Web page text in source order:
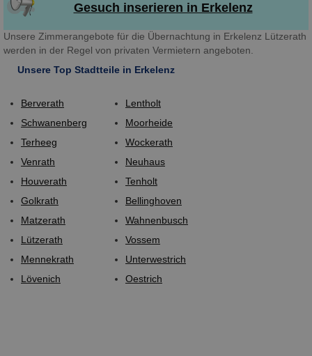
Gesuch inserieren in Erkelenz
Unsere Zimmerangebote für die Übernachtung in Erkelenz Lützerath
werden in der Regel von privaten Vermietern angeboten.
Unsere Top Stadtteile in Erkelenz
Berverath
Schwanenberg
Terheeg
Venrath
Houverath
Golkrath
Matzerath
Lützerath
Mennekrath
Lövenich
Lentholt
Moorheide
Wockerath
Neuhaus
Tenholt
Bellinghoven
Wahnenbusch
Vossem
Unterwestrich
Oestrich